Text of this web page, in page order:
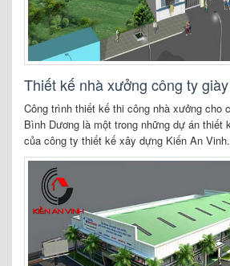
Thiết kế nhà xưởng công ty
Công trình thiết kế thi công nhà xưởng cho
Bình Dương là một trong những dự án thiết
của công ty thiết kế xây dựng Kiến An Vinh.